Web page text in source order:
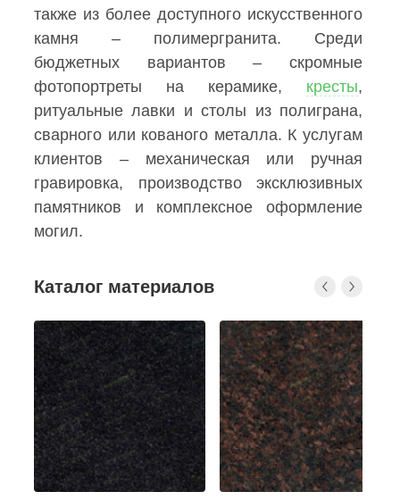
также из более доступного искусственного
камня – полимергранита. Среди
бюджетных вариантов – скромные
фотопортреты на керамике, кресты,
ритуальные лавки и столы из полиграна,
сварного или кованого металла. К услугам
клиентов – механическая или ручная
гравировка, производство эксклюзивных
памятников и комплексное оформление
могил.
Каталог материалов